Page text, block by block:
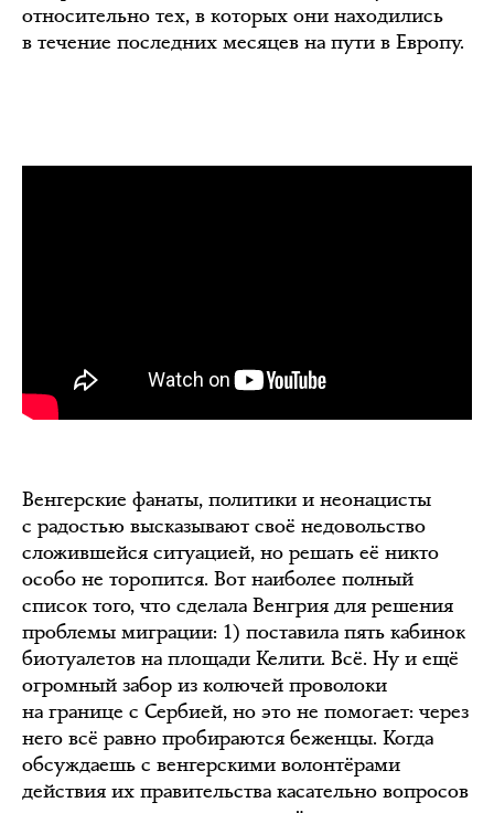
относительно тех, в которых они находились
в течение последних месяцев на пути в Европу.
Венгерские фанаты, политики и неонацисты
с радостью высказывают своё недовольство
сложившейся ситуацией, но решать её никто
особо не торопится. Вот наиболее полный
список того, что сделала Венгрия для решения
проблемы миграции: 1) поставила пять кабинок
биотуалетов на площади Келити. Всё. Ну и ещё
огромный забор из колючей проволоки
на границе с Сербией, но это не помогает: через
него всё равно пробираются беженцы. Когда
обсуждаешь с венгерскими волонтёрами
действия их правительства касательно вопросов